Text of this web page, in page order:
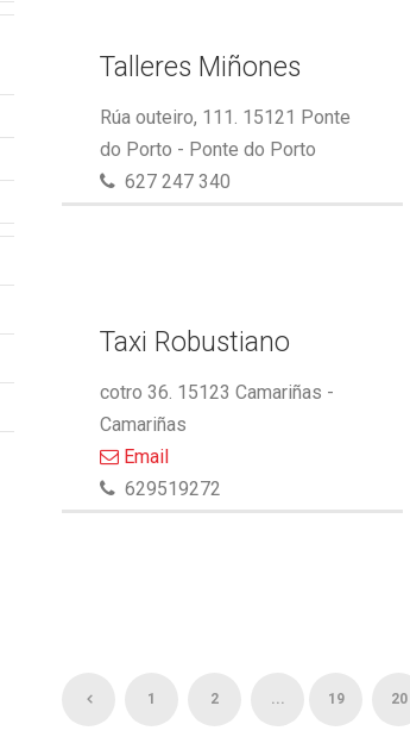
Talleres Miñones
Rúa outeiro, 111. 15121 Ponte
do Porto - Ponte do Porto
627 247 340
Taxi Robustiano
cotro 36. 15123 Camariñas -
Camariñas
Email
629519272
1 2 ... 19 20